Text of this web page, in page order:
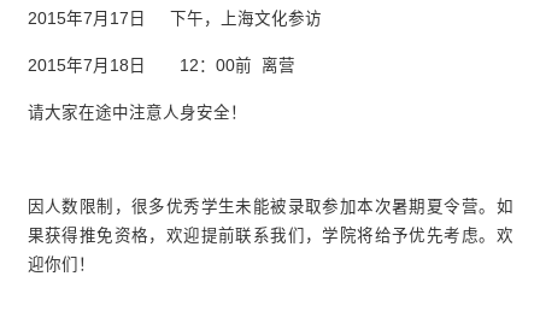
2015年7月17日 下午，上海文化参访
2015年7月18日 12：00前 离营
请大家在途中注意人身安全！
因人数限制，很多优秀学生未能被录取参加本次暑期夏令营。如
果获得推免资格，欢迎提前联系我们，学院将给予优先考虑。欢
迎你们！